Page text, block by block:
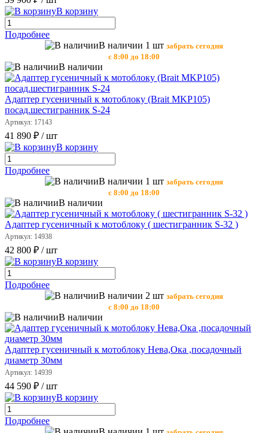
В корзину
Подробнее
В наличии 1 шт забрать сегодня
с 8:00 до 18:00
В наличии
Адаптер гусеничный к мотоблоку (Brait MKP105)
посад.шестигранник S-24
Артикул: 17143
41 890 ₽ / шт
В корзину
Подробнее
В наличии 1 шт забрать сегодня
с 8:00 до 18:00
В наличии
Адаптер гусеничный к мотоблоку ( шестигранник S-32 )
Артикул: 14938
42 800 ₽ / шт
В корзину
Подробнее
В наличии 2 шт забрать сегодня
с 8:00 до 18:00
В наличии
Адаптер гусеничный к мотоблоку Нева,Ока ,посадочный
диаметр 30мм
Артикул: 14939
44 590 ₽ / шт
В корзину
Подробнее